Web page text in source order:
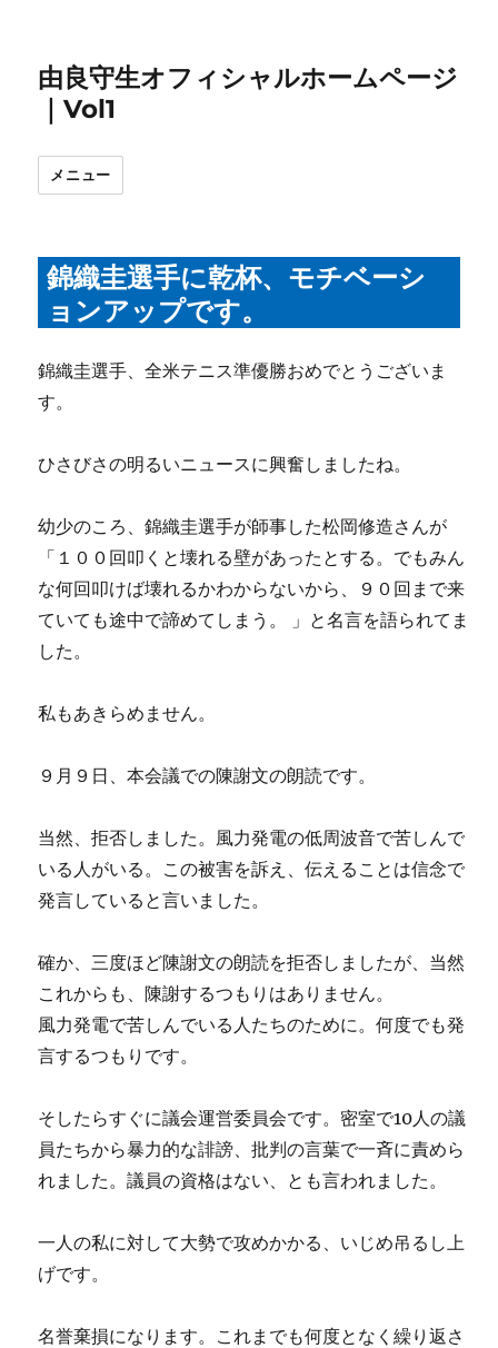
由良守生オフィシャルホームページ
｜Vol1
メニュー
錦織圭選手に乾杯、モチベーシ
ョンアップです。
錦織圭選手、全米テニス準優勝おめでとうございま
す。
ひさびさの明るいニュースに興奮しましたね。
幼少のころ、錦織圭選手が師事した松岡修造さんが
「１００回叩くと壊れる壁があったとする。でもみん
な何回叩けば壊れるかわからないから、９０回まで来
ていても途中で諦めてしまう。 」と名言を語られてま
した。
私もあきらめません。
９月９日、本会議での陳謝文の朗読です。
当然、拒否しました。風力発電の低周波音で苦しんで
いる人がいる。この被害を訴え、伝えることは信念で
発言していると言いました。
確か、三度ほど陳謝文の朗読を拒否しましたが、当然
これからも、陳謝するつもりはありません。
風力発電で苦しんでいる人たちのために。何度でも発
言するつもりです。
そしたらすぐに議会運営委員会です。密室で10人の議
員たちから暴力的な誹謗、批判の言葉で一斉に責めら
れました。議員の資格はない、とも言われました。
一人の私に対して大勢で攻めかかる、いじめ吊るし上
げです。
名誉棄損になります。これまでも何度となく繰り返さ